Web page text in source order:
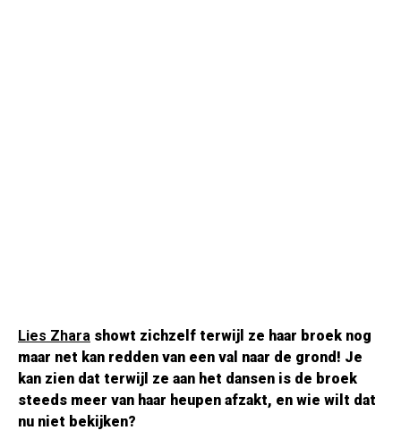
Lies Zhara showt zichzelf terwijl ze haar broek nog
maar net kan redden van een val naar de grond! Je
kan zien dat terwijl ze aan het dansen is de broek
steeds meer van haar heupen afzakt, en wie wilt dat
nu niet bekijken?